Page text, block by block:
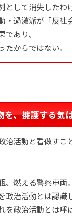
として消失したわ
・過激派が「反社
あり、
たからではない。
を、擁護する気
治活動と看做すこ
、燃える警察車両。
政治活動とは認識
を政治活動とは呼